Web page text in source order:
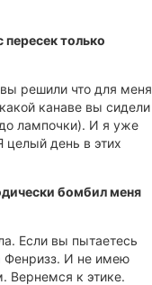
только
решили что для меня
канаве вы сидели
лампочки). И я уже
день в этих
бомбил меня
Если вы пытаетесь
Фенризз. И не имею
Вернемся к этике.